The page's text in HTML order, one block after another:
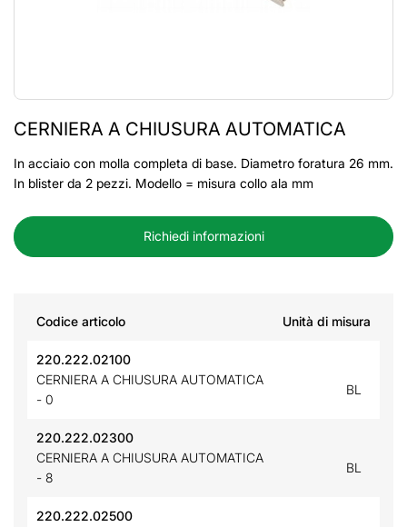
CERNIERA A CHIUSURA AUTOMATICA
In acciaio con molla completa di base. Diametro foratura 26 mm.
In blister da 2 pezzi. Modello = misura collo ala mm
Richiedi informazioni
Codice articolo Unità di misura
220.222.02100
CERNIERA A CHIUSURA AUTOMATICA
- 0
BL
220.222.02300
CERNIERA A CHIUSURA AUTOMATICA
- 8
BL
220.222.02500